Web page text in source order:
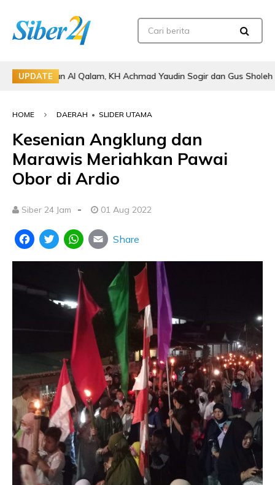
UPDATE
Al Qalam, KH Achmad Yaudin Sogir dan Gus Sholeh Beri
HOME DAERAH • SLIDER UTAMA
Kesenian Angklung dan
Marawis Meriahkan Pawai
Obor di Ardio
Siber 24 Jam - 01 Aug 2022
FacebookTwitterWhatsApp
Email
Share